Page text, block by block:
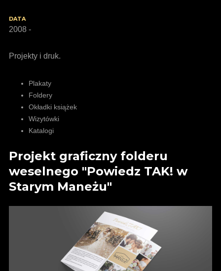
DATA
2008 -
Projekty i druk.
Plakaty
Foldery
Okładki książek
Wizytówki
Katalogi
Projekt graficzny folderu
weselnego "Powiedz TAK! w
Starym Maneżu"